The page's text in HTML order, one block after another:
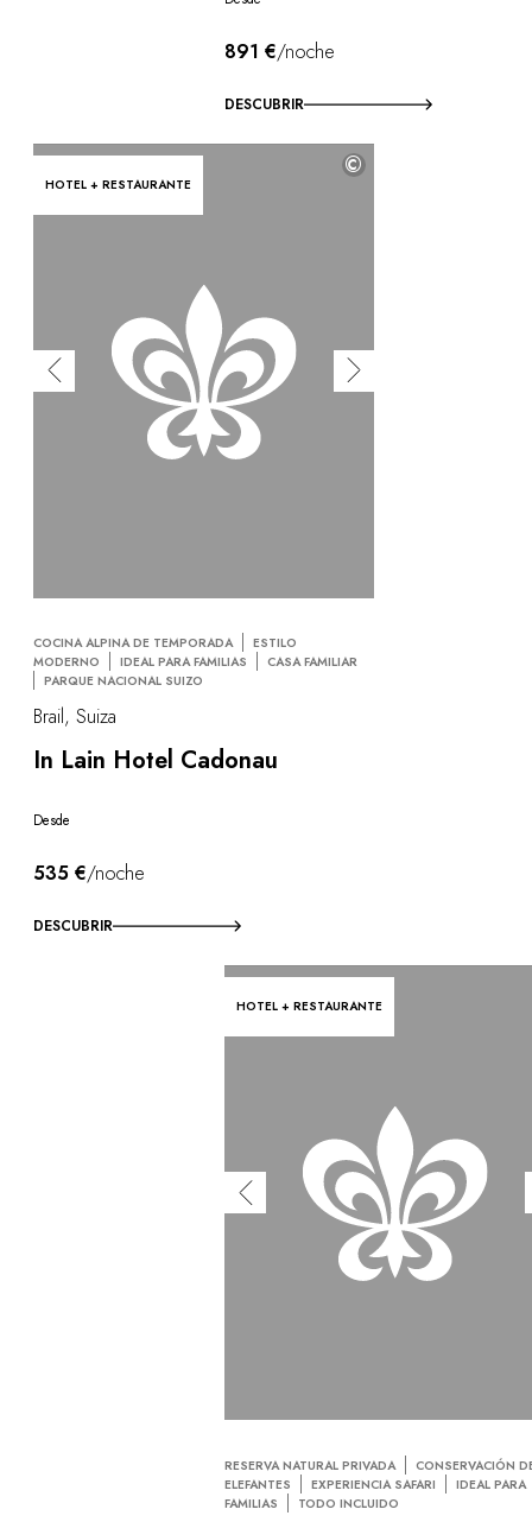
891 €/noche
DESCUBRIR
HOTEL + RESTAURANTE
©
COCINA ALPINA DE TEMPORADA
ESTILO
MODERNO
IDEAL PARA FAMILIAS
CASA FAMILIAR
PARQUE NACIONAL SUIZO
Brail, Suiza
In Lain Hotel Cadonau
Desde
535 €/noche
DESCUBRIR
HOTEL + RESTAURANTE
RESERVA NATURAL PRIVADA
CONSERVACIÓN
ELEFANTES
EXPERIENCIA SAFARI
IDEAL PARA
FAMILIAS
TODO INCLUIDO